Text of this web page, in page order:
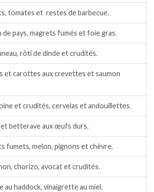
tomates et restes de barbecue.
de pays, magrets fumés et foie gras.
rôti de dinde et crudités.
et carottes aux crevettes et saumon
et crudités, cervelas et andouillettes.
et betterave aux œufs durs.
fumets, melon, pignons et chèvre.
chorizo, avocat et crudités.
au haddock, vinaigrette au miel.